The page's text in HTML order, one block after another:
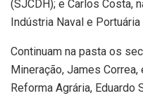
(SJCDH); e Carlos Costa,
Indústria Naval e Portuária
Continuam na pasta os
Mineração, James
Reforma Agrária,